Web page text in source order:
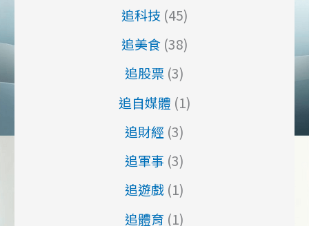
追科技 (45)
追美食 (38)
追股票 (3)
追自媒體 (1)
追財經 (3)
追軍事 (3)
追遊戲 (1)
追體育 (1)